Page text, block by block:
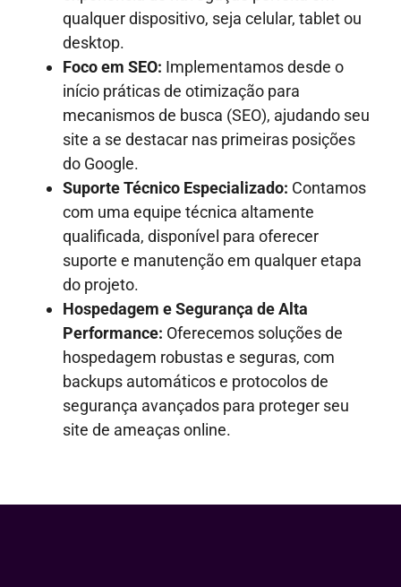
qualquer dispositivo, seja celular, tablet ou
desktop.
Foco em SEO: Implementamos desde o
início práticas de otimização para
mecanismos de busca (SEO), ajudando seu
site a se destacar nas primeiras posições
do Google.
Suporte Técnico Especializado: Contamos
com uma equipe técnica altamente
qualificada, disponível para oferecer
suporte e manutenção em qualquer etapa
do projeto.
Hospedagem e Segurança de Alta
Performance: Oferecemos soluções de
hospedagem robustas e seguras, com
backups automáticos e protocolos de
segurança avançados para proteger seu
site de ameaças online.